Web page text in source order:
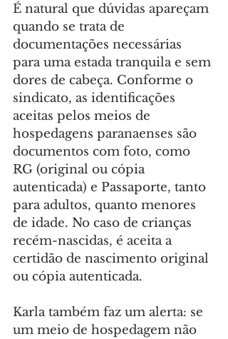
É natural que dúvidas apareçam
quando se trata de
documentações necessárias
para uma estada tranquila e sem
dores de cabeça. Conforme o
sindicato, as identificações
aceitas pelos meios de
hospedagens paranaenses são
documentos com foto, como
RG (original ou cópia
autenticada) e Passaporte, tanto
para adultos, quanto menores
de idade. No caso de crianças
recém-nascidas, é aceita a
certidão de nascimento original
ou cópia autenticada.
Karla também faz um alerta: se
um meio de hospedagem não